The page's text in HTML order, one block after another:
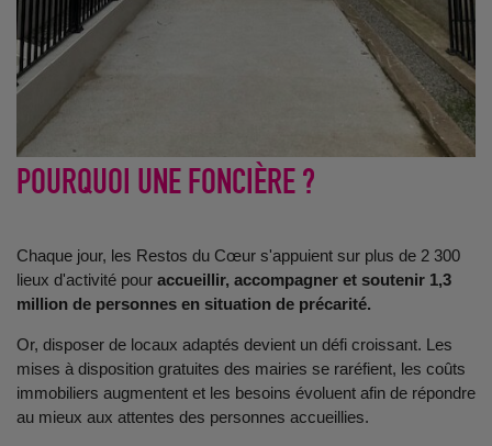
POURQUOI UNE FONCIÈRE ?
Chaque jour, les Restos du Cœur s'appuient sur plus de 2 300
lieux d'activité pour accueillir, accompagner et soutenir 1,3
million de personnes en situation de précarité.
Or, disposer de locaux adaptés devient un défi croissant. Les
mises à disposition gratuites des mairies se raréfient, les coûts
immobiliers augmentent et les besoins évoluent afin de répondre
au mieux aux attentes des personnes accueillies.